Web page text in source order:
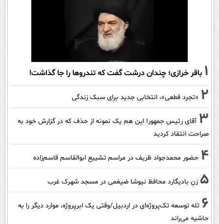
1 باقر خرازی؛ چندان درشت گفت که تندروها را جا گذاشت!
2 «تجرد قطعی»، انتخابی جدید برای سبک زندگی
3 آقای رئیس جمهور! این هم یک نمونه از حذف که در گزارش خود به
صراحت انتقاد کردید
4 حضور محمدجواد ظریف در مراسم تشییع ابوالقاسم قاسم‌زاده
5 زنِ بادیگارد محافظ نیوشا ضیغمی در مسجد شهرک غرب
6 تله توسعه تک‌پروژه‌ای در اردبیل/وقتی یک ابرپروژه، موارد دیگر را به
حاشیه می‌راند